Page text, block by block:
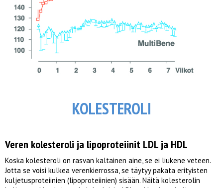
KOLESTEROLI
Veren kolesteroli ja lipoproteiinit LDL ja HDL
Koska kolesteroli on rasvan kaltainen aine, se ei liukene veteen.
Jotta se voisi kulkea verenkierrossa, se täytyy pakata erityisten
kuljetusproteiinien (lipoproteiinien) sisään. Näitä kolesterolin